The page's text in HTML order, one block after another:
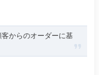
からのオーダーに基